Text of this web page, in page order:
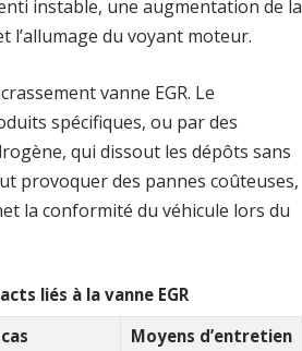
instable, une augmentation de la
l’allumage du voyant moteur.
vanne EGR. Le
spécifiques, ou par des
qui dissout les dépôts sans
provoquer des pannes coûteuses,
la conformité du véhicule lors du
liés à la vanne EGR
Moyens d’entretien